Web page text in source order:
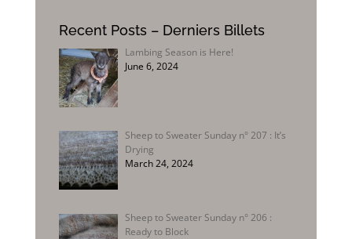
Recent Posts – Derniers Billets
Lambing Season is Here!
June 6, 2024
Sheep to Sweater Sunday n° 207 : It’s
Drying
March 24, 2024
Sheep to Sweater Sunday n° 206 :
Ready to Block